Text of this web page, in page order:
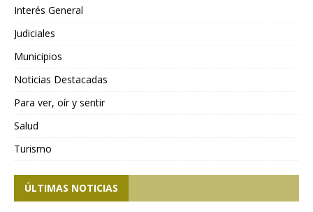
Interés General
Judiciales
Municipios
Noticias Destacadas
Para ver, oír y sentir
Salud
Turismo
ÚLTIMAS NOTICIAS